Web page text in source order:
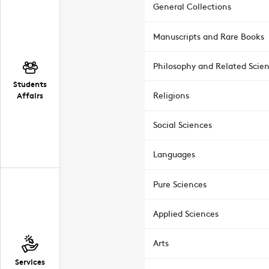
Students
Affairs
Services
General Collections
Manuscripts and Rare Books
Philosophy and Related
Religions
Social Sciences
Languages
Pure Sciences
Applied Sciences
Arts